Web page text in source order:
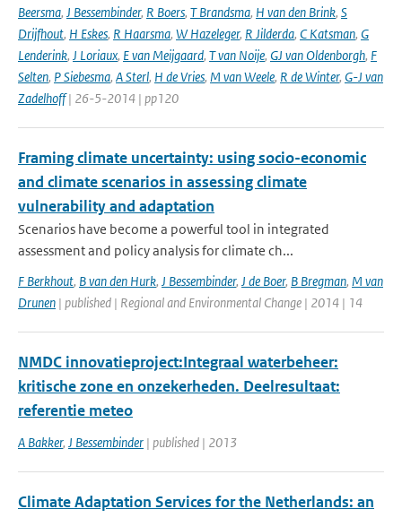
Beersma, J Bessembinder, R Boers, T Brandsma, H van den Brink, S
Drijfhout, H Eskes, R Haarsma, W Hazeleger, R Jilderda, C Katsman, G
Lenderink, J Loriaux, E van Meijgaard, T van Noije, GJ van Oldenborgh, F
Selten, P Siebesma, A Sterl, H de Vries, M van Weele, R de Winter, G-J van
Zadelhoff| 26-5-2014 | pp120
Framing climate uncertainty: using socio-economic
and climate scenarios in assessing climate
vulnerability and adaptation
Scenarios have become a powerful tool in integrated
assessment and policy analysis for climate ch...
F Berkhout, B van den Hurk, J Bessembinder, J de Boer, B Bregman, M van
Drunen | published | Regional and Environmental Change | 2014 | 14
NMDC innovatieproject:Integraal waterbeheer:
kritische zone en onzekerheden. Deelresultaat:
referentie meteo
A Bakker, J Bessembinder | published | 2013
Climate Adaptation Services for the Netherlands: an